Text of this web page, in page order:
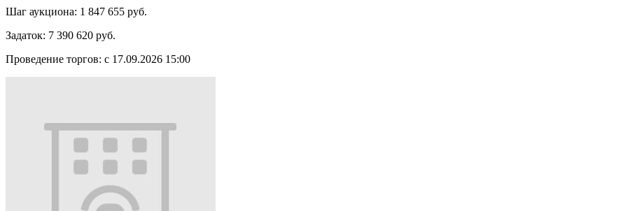
Шаг аукциона: 1 847 655 руб.
Задаток: 7 390 620 руб.
Проведение торгов: с 17.09.2026 15:00